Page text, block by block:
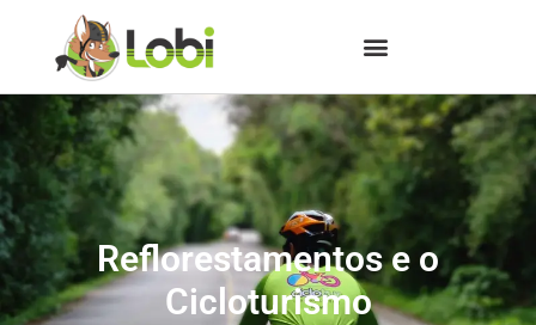
Reflorestamentos e o
Cicloturismo